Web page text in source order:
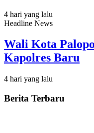
4 hari yang lalu
Headline News
Wali Kota
Kapolres Baru
4 hari yang lalu
Berita Terbaru